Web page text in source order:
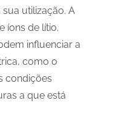
utilização. A
íons de lítio.
influenciar a
como o
condições
a que está